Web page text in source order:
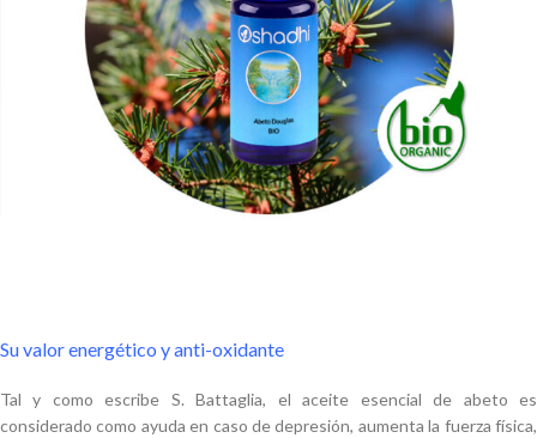
Su valor energético y anti-oxidante
Tal y como escribe S. Battaglia, el aceite esencial de abeto es
considerado como ayuda en caso de depresión, aumenta la fuerza física,